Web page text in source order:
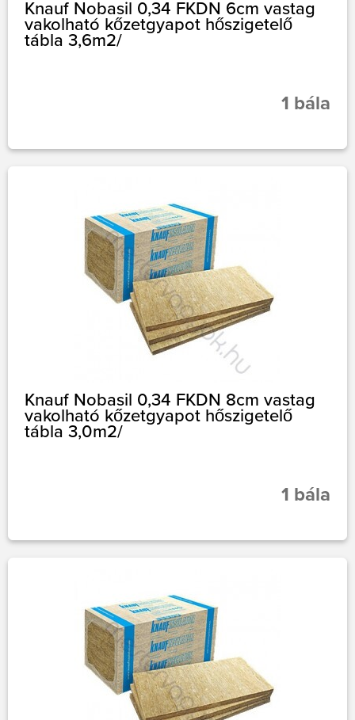
Knauf Nobasil 0,34 FKDN 6cm vastag
vakolható kőzetgyapot hőszigetelő
tábla 3,6m2/
1 bála
Knauf Nobasil 0,34 FKDN 8cm vastag
vakolható kőzetgyapot hőszigetelő
tábla 3,0m2/
1 bála